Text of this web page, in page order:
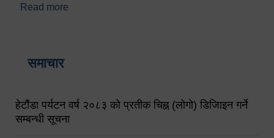
Read more
समाचार
हेटौंडा पर्यटन वर्ष २०८३ को प्रतीक चिह्न (लोगो) डिजिाइन गर्ने
सम्बन्धी सूचना